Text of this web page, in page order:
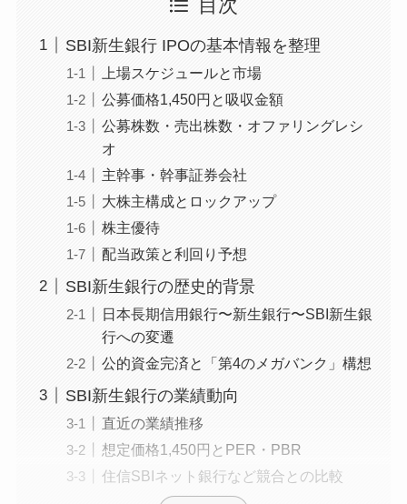
目次
SBI新生銀行 IPOの基本情報を整理
上場スケジュールと市場
公募価格1,450円と吸収金額
公募株数・売出株数・オファリングレシ
オ
主幹事・幹事証券会社
大株主構成とロックアップ
株主優待
配当政策と利回り予想
SBI新生銀行の歴史的背景
日本長期信用銀行〜新生銀行〜SBI新生銀
行への変遷
公的資金完済と「第4のメガバンク」構想
SBI新生銀行の業績動向
直近の業績推移
想定価格1,450円とPER・PBR
住信SBIネット銀行など競合との比較